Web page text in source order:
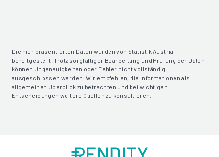
Die hier präsentierten Daten wurden von Statistik Austria
bereitgestellt. Trotz sorgfältiger Bearbeitung und Prüfung der Daten
können Ungenauigkeiten oder Fehler nicht vollständig
ausgeschlossen werden. Wir empfehlen, die Informationen als
allgemeinen Überblick zu betrachten und bei wichtigen
Entscheidungen weitere Quellen zu konsultieren.